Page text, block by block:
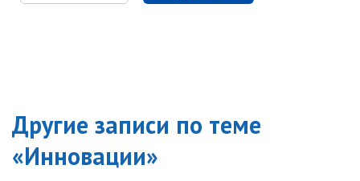
Другие записи по теме
«Инновации»